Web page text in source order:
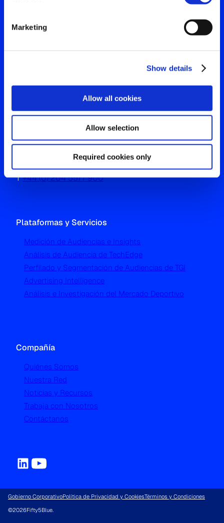
Marketing
Show details
Allow all cookies
Allow selection
Required cookies only
Contáctanos
Westgate, Hanger Lane
London W5 1UA
T+44 (0) 204 5577 900
Plataformas y Servicios
Medición de Audiencias e Insights
Análisis de Audiencia de TechEdge
Perfilado y Segmentación de Audiencias de TGI
Advertising Intelligence
Análisis e Investigación del Mercado Deportivo
Compañía
Quiénes Somos
Nuestra Red
Noticias y Recursos
Trabaja con Nosotros
Contáctanos
Gobierno CorporativoPolítica de Privacidad y CookiesTérminos y Condiciones
©2026Fifty5Blue.